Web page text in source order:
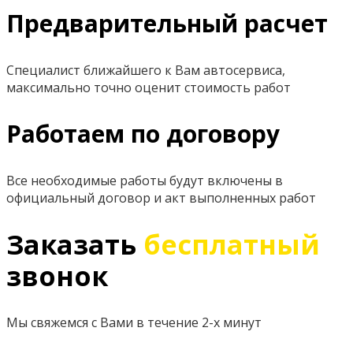
Предварительный расчет
Специалист ближайшего к Вам автосервиса,
максимально точно оценит стоимость работ
Работаем по договору
Все необходимые работы будут включены в
официальный договор и акт выполненных работ
Заказать бесплатный
звонок
Мы свяжемся с Вами в течение 2-х минут